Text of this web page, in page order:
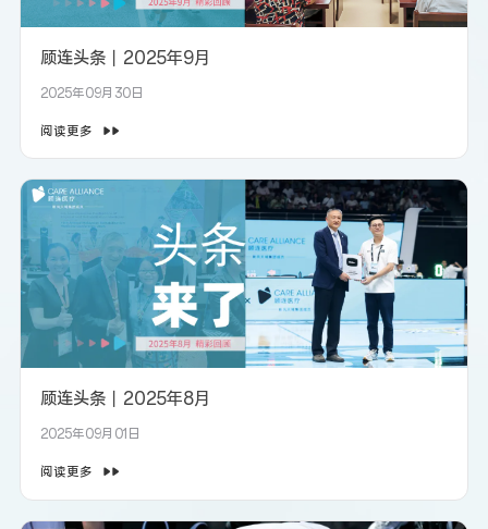
顾连头条丨2025年9月
2025年09月30日
阅读更多
顾连头条丨2025年8月
2025年09月01日
阅读更多